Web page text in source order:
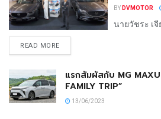
BY DVMOTOR
นายวัชระ เจี
READ MORE
แรกสัมผัสกับ MG
FAMILY TRIP”
13/06/2023